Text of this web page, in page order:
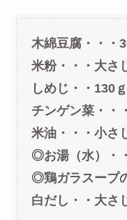
木綿豆腐・・・
米粉・・・大さ
しめじ・・130ｇ
チンゲン菜・・
米油・・・小さ
◎お湯（水）・
◎鶏ガラスープ
白だし・・大さ